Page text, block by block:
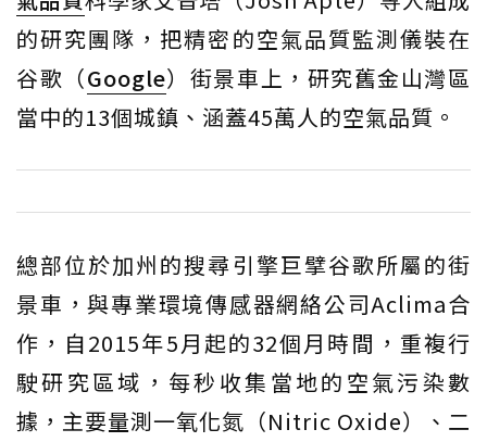
的研究團隊，把精密的空氣品質監測儀裝在
谷歌（Google）街景車上，研究舊金山灣區
當中的13個城鎮、涵蓋45萬人的空氣品質。
總部位於加州的搜尋引擎巨擘谷歌所屬的街
景車，與專業環境傳感器網絡公司Aclima合
作，自2015年5月起的32個月時間，重複行
駛研究區域，每秒收集當地的空氣污染數
據，主要量測一氧化氮（Nitric Oxide）、二